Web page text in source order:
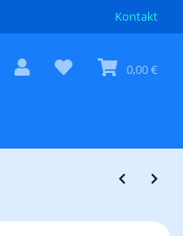
Kontakt
0,00 €